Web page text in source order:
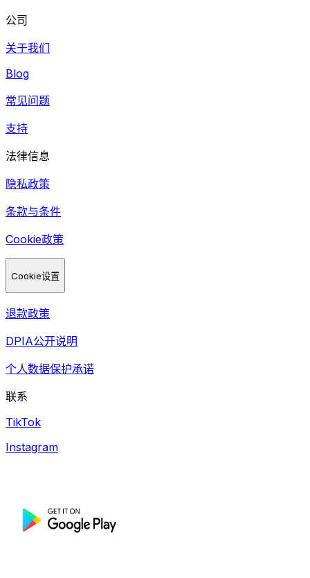
公司
关于我们
Blog
常见问题
支持
法律信息
隐私政策
条款与条件
Cookie政策
Cookie设置
退款政策
DPIA公开说明
个人数据保护承诺
联系
TikTok
Instagram